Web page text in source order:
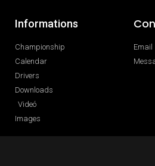
Informations
Championship
Calendar
Drivers
Downloads
Videó
Images
Email